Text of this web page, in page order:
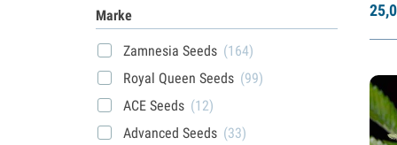
25,
Marke
Zamnesia Seeds (164)
Royal Queen Seeds (99)
ACE Seeds (12)
Advanced Seeds (33)